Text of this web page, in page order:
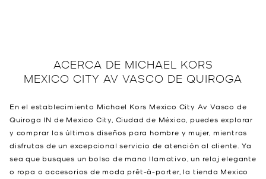
ACERCA DE MICHAEL KORS
MEXICO CITY AV VASCO DE QUIROGA
En el establecimiento Michael Kors Mexico City Av Vasco de
Quiroga IN de Mexico City, Ciudad de México, puedes explorar
y comprar los últimos diseños para hombre y mujer, mientras
disfrutas de un excepcional servicio de atención al cliente. Ya
sea que busques un bolso de mano llamativo, un reloj elegante
o ropa o accesorios de moda prêt-à-porter, la tienda Mexico